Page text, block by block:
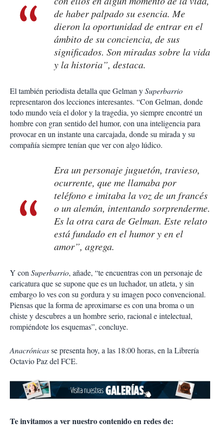
de haber palpado su esencia. Me
dieron la oportunidad de entrar en el
ámbito de su conciencia, de sus
significados. Son miradas sobre la vida
y la historia”, destaca.
El también periodista detalla que Gelman ySuperbarrio
representaron dos lecciones interesantes. “Con Gelman, donde
todo mundo veía el dolor y la tragedia, yo siempre encontré un
hombre con gran sentido del humor, con una inteligencia para
provocar en un instante una carcajada, donde su mirada y su
compañía siempre tenían que ver con algo lúdico.
Era un personaje juguetón, travieso,
ocurrente, que me llamaba por
teléfono e imitaba la voz de un francés
o un alemán, intentando sorprenderme.
Es la otra cara de Gelman. Este relato
está fundado en el humor y en el
amor”, agrega.
Y conSuperbarrio, añade, “te encuentras con un personaje de
caricatura que se supone que es un luchador, un atleta, y sin
embargo lo ves con su gordura y su imagen poco convencional.
Piensas que la forma de aproximarse es con una broma o un
chiste y descubres a un hombre serio, racional e intelectual,
rompiéndote los esquemas”, concluye.
Anacrónicasse presenta hoy, a las 18:00 horas, en la Librería
Octavio Paz del FCE.
Te invitamos a ver nuestro contenido en redes de: